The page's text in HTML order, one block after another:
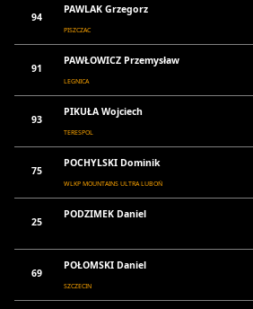
94
PAWLAK Grzegorz
PISZCZAC
91
PAWŁOWICZ Przemysław
LEGNICA
93
PIKUŁA Wojciech
TERESPOL
75
POCHYLSKI Dominik
WLKP MOUNTAINS ULTRA LUBOŃ
25
PODZIMEK Daniel
69
POŁOMSKI Daniel
SZCZECIN